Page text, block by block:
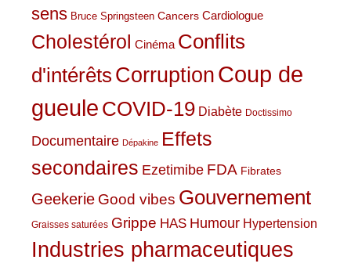
sens Bruce Springsteen Cancers Cardiologue
Cholestérol Cinéma Conflits
d'intérêts CorruptionCoup de
gueule COVID-19 Diabète Doctissimo
Documentaire Dépakine Effets
secondaires Ezetimibe FDA Fibrates
Geekerie Good vibes Gouvernement
Graisses saturées Grippe HAS Humour Hypertension
Industries pharmaceutiques